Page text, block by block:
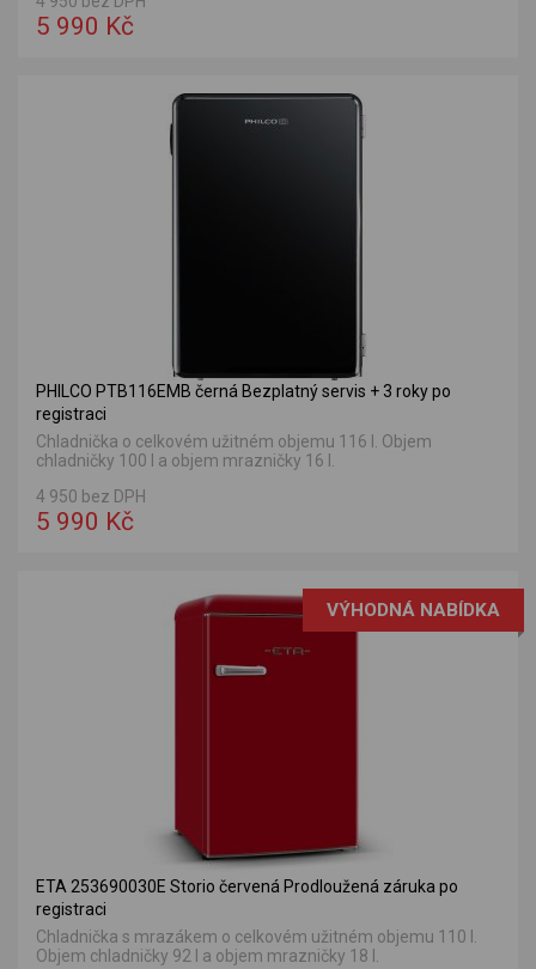
5 990 Kč
PHILCO PTB116EMB černá Bezplatný servis + 3 roky po
registraci
Chladnička o celkovém užitném objemu 116 l. Objem
chladničky 100 l a objem mrazničky 16 l.
4 950 bez DPH
5 990 Kč
VÝHODNÁ NABÍDKA
ETA 253690030E Storio červená Prodloužená záruka po
registraci
Chladnička s mrazákem o celkovém užitném objemu 110 l.
Objem chladničky 92 l a objem mrazničky 18 l.